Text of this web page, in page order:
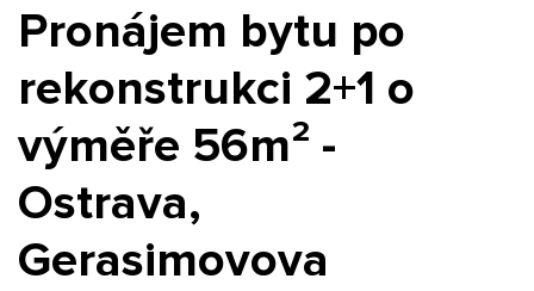
Pronájem bytu po
rekonstrukci 2+1 o
výměře 56m² -
Ostrava,
Gerasimovova